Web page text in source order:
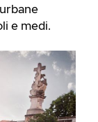
e medi.